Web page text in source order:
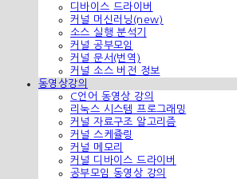
디바이스 드라이버
커널 머신러닝(new)
소스 실행 분석기
커널 공부모임
커널 문서(번역)
커널 소스 버전 정보
동영상강의
C언어 동영상 강의
리눅스 시스템 프로그래밍
커널 자료구조 알고리즘
커널 스케쥴링
커널 메모리
커널 디바이스 드라이버
공부모임 동영상 강의